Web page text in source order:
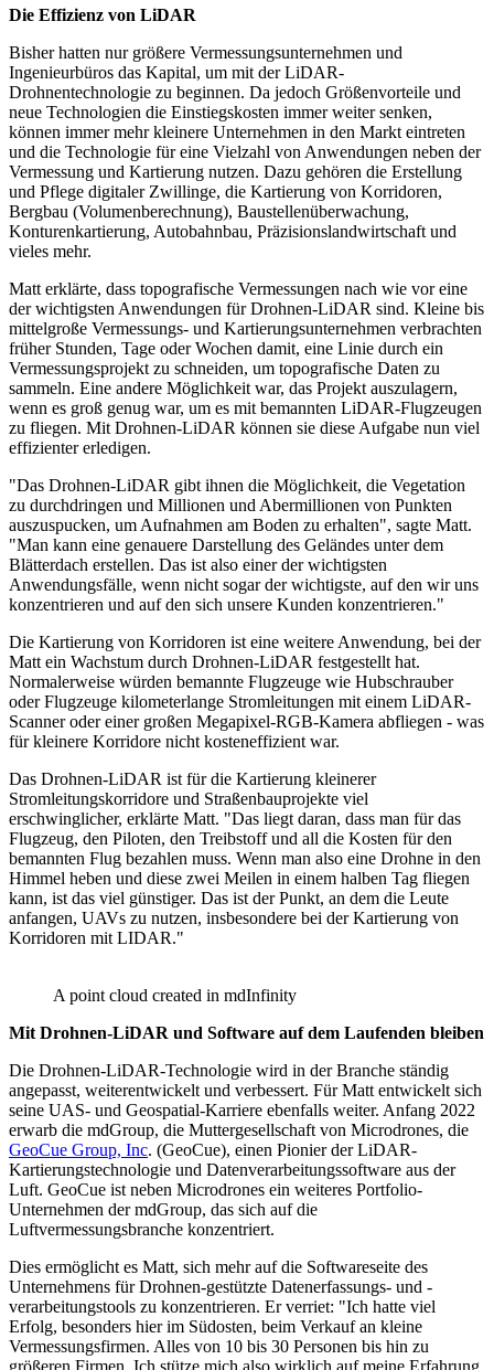
Die Effizienz von LiDAR
Bisher hatten nur größere Vermessungsunternehmen und
Ingenieurbüros das Kapital, um mit der LiDAR-
Drohnentechnologie zu beginnen. Da jedoch Größenvorteile und
neue Technologien die Einstiegskosten immer weiter senken,
können immer mehr kleinere Unternehmen in den Markt eintreten
und die Technologie für eine Vielzahl von Anwendungen neben der
Vermessung und Kartierung nutzen. Dazu gehören die Erstellung
und Pflege digitaler Zwillinge, die Kartierung von Korridoren,
Bergbau (Volumenberechnung), Baustellenüberwachung,
Konturenkartierung, Autobahnbau, Präzisionslandwirtschaft und
vieles mehr.
Matt erklärte, dass topografische Vermessungen nach wie vor eine
der wichtigsten Anwendungen für Drohnen-LiDAR sind. Kleine bis
mittelgroße Vermessungs- und Kartierungsunternehmen verbrachten
früher Stunden, Tage oder Wochen damit, eine Linie durch ein
Vermessungsprojekt zu schneiden, um topografische Daten zu
sammeln. Eine andere Möglichkeit war, das Projekt auszulagern,
wenn es groß genug war, um es mit bemannten LiDAR-Flugzeugen
zu fliegen. Mit Drohnen-LiDAR können sie diese Aufgabe nun viel
effizienter erledigen.
"Das Drohnen-LiDAR gibt ihnen die Möglichkeit, die Vegetation
zu durchdringen und Millionen und Abermillionen von Punkten
auszuspucken, um Aufnahmen am Boden zu erhalten", sagte Matt.
"Man kann eine genauere Darstellung des Geländes unter dem
Blätterdach erstellen. Das ist also einer der wichtigsten
Anwendungsfälle, wenn nicht sogar der wichtigste, auf den wir uns
konzentrieren und auf den sich unsere Kunden konzentrieren."
Die Kartierung von Korridoren ist eine weitere Anwendung, bei der
Matt ein Wachstum durch Drohnen-LiDAR festgestellt hat.
Normalerweise würden bemannte Flugzeuge wie Hubschrauber
oder Flugzeuge kilometerlange Stromleitungen mit einem LiDAR-
Scanner oder einer großen Megapixel-RGB-Kamera abfliegen - was
für kleinere Korridore nicht kosteneffizient war.
Das Drohnen-LiDAR ist für die Kartierung kleinerer
Stromleitungskorridore und Straßenbauprojekte viel
erschwinglicher, erklärte Matt. "Das liegt daran, dass man für das
Flugzeug, den Piloten, den Treibstoff und all die Kosten für den
bemannten Flug bezahlen muss. Wenn man also eine Drohne in den
Himmel heben und diese zwei Meilen in einem halben Tag fliegen
kann, ist das viel günstiger. Das ist der Punkt, an dem die Leute
anfangen, UAVs zu nutzen, insbesondere bei der Kartierung von
Korridoren mit LIDAR."
A point cloud created in mdInfinity
Mit Drohnen-LiDAR und Software auf dem Laufenden bleiben
Die Drohnen-LiDAR-Technologie wird in der Branche ständig
angepasst, weiterentwickelt und verbessert. Für Matt entwickelt sich
seine UAS- und Geospatial-Karriere ebenfalls weiter. Anfang 2022
erwarb die mdGroup, die Muttergesellschaft von Microdrones, die
GeoCue Group, Inc. (GeoCue), einen Pionier der LiDAR-
Kartierungstechnologie und Datenverarbeitungssoftware aus der
Luft. GeoCue ist neben Microdrones ein weiteres Portfolio-
Unternehmen der mdGroup, das sich auf die
Luftvermessungsbranche konzentriert.
Dies ermöglicht es Matt, sich mehr auf die Softwareseite des
Unternehmens für Drohnen-gestützte Datenerfassungs- und -
verarbeitungstools zu konzentrieren. Er verriet: "Ich hatte viel
Erfolg, besonders hier im Südosten, beim Verkauf an kleine
Vermessungsfirmen. Alles von 10 bis 30 Personen bis hin zu